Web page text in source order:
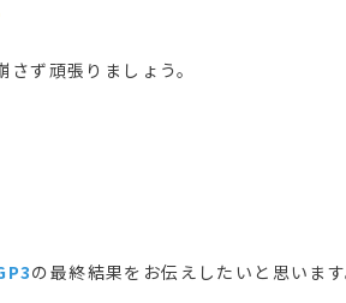
ず頑張りましょう。
の最終結果をお伝えしたいと思います